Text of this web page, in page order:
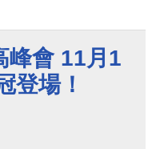
峰會 11月1
登場！